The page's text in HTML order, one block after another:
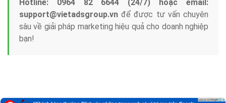
Hotline: 0964 82 6644 (24/7) hoặc email:
support@vietadsgroup.vn để được tư vấn chuyên
sâu về giải pháp marketing hiệu quả cho doanh nghiệp
bạn!